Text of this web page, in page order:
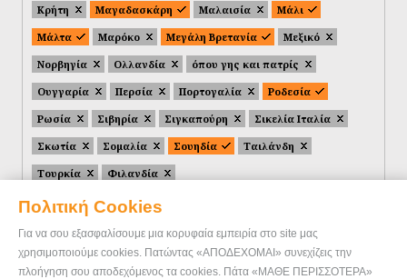
Πολιτική Cookies
Για να σου εξασφαλίσουμε μια κορυφαία εμπειρία στο site μας
χρησιμοποιούμε cookies. Πατώντας «ΑΠΟΔΕΧΟΜΑΙ» συνεχίζεις την
πλοήγηση σου αποδεχόμενος τα cookies. Πάτα «ΜΑΘΕ ΠΕΡΙΣΣΟΤΕΡΑ»
Κρήτη
Μαγαδασκάρη Μαλαισία
Μάλι
Μάλτα
Μαρόκο Μεγάλη Βρετανία
Μεξικό
Νορβηγία
Ολλανδία
όπου γης και πατρίς
Ουγγαρία
Περσία Πορτογαλία
Ροδεσία
Ρωσία
Σιβηρία Σιγκαπούρη
Σικελία Ιταλία
Σκωτία
Σομαλία Σουηδία
Ταιλάνδη
Τουρκία
Φιλανδία